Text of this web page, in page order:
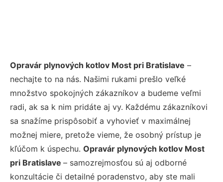
Opravár plynových kotlov Most pri Bratislave –
nechajte to na nás. Našimi rukami prešlo veľké
množstvo spokojných zákazníkov a budeme veľmi
radi, ak sa k nim pridáte aj vy. Každému zákazníkovi
sa snažíme prispôsobiť a vyhovieť v maximálnej
možnej miere, pretože vieme, že osobný prístup je
kľúčom k úspechu. Opravár plynových kotlov Most
pri Bratislave – samozrejmosťou sú aj odborné
konzultácie či detailné poradenstvo, aby ste mali